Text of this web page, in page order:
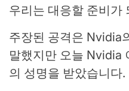
우리는 대응할 준비가
주장된 공격은 Nvidia
말했지만 오늘 Nvidia
의 성명을 받았습니다.